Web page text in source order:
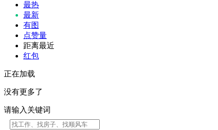
最热
最新
有图
点赞量
距离最近
红包
正在加载
没有更多了
请输入关键词